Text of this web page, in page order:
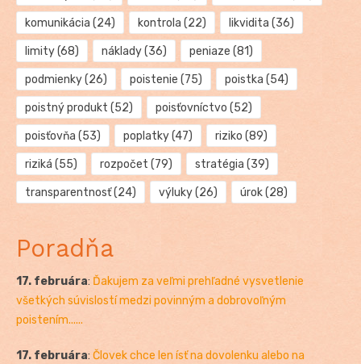
komunikácia (24) kontrola (22) likvidita (36)
limity(68) náklady(36) peniaze (81)
podmienky(26) poistenie (75) poistka (54)
poistný produkt (52) poisťovníctvo (52)
poisťovňa (53) poplatky(47) riziko (89)
riziká (55) rozpočet (79) stratégia (39)
transparentnosť(24) výluky(26) úrok(28)
Poradňa
17. februára: Ďakujem za veľmi prehľadné vysvetlenie
všetkých súvislostí medzi povinným a dobrovoľným
poistením......
17. februára: Človek chce len ísť na dovolenku alebo na